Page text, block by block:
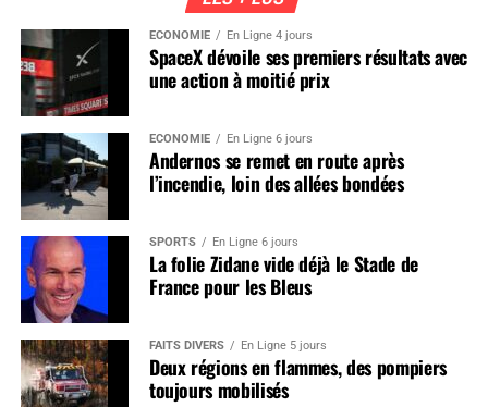
ÉCONOMIE En Ligne 4 jours
SpaceX dévoile ses premiers résultats avec
une action à moitié prix
ÉCONOMIE En Ligne 6 jours
Andernos se remet en route après
l’incendie, loin des allées bondées
SPORTS En Ligne 6 jours
La folie Zidane vide déjà le Stade de
France pour les Bleus
FAITS DIVERS En Ligne 5 jours
Deux régions en flammes, des pompiers
toujours mobilisés